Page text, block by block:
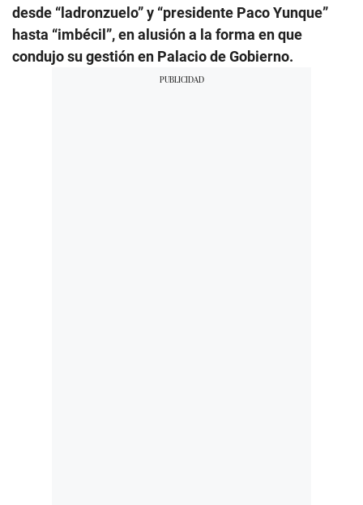
desde “ladronzuelo” y “presidente Paco Yunque”
hasta “imbécil”, en alusión a la forma en que
condujo su gestión en Palacio de Gobierno.